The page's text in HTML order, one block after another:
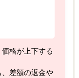
格が上下する
、差額の返金や